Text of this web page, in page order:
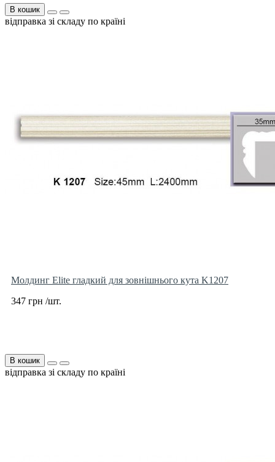
В кошик
відправка зі складу по країні
Молдинг Elite гладкий для зовнішнього кута K1207
347 грн /шт.
В кошик
відправка зі складу по країні